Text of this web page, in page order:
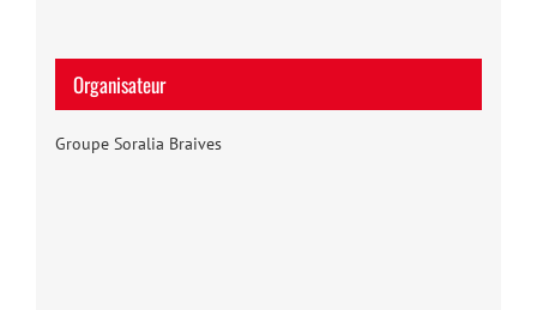
Organisateur
Groupe Soralia Braives